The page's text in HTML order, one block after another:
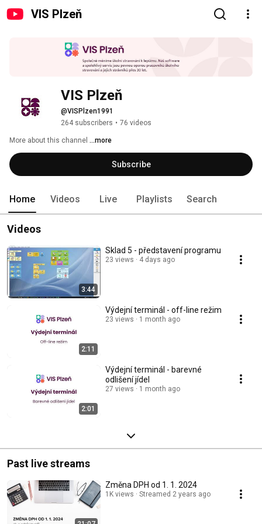
VIS Plzeň
VIS Plzeň
@VISPlzen1991
264 subscribers • 76 videos
More about this channel ...more
Subscribe
Home Videos Live Playlists Search
Videos
3:44
Sklad 5 - představení programu
23 views 4 days ago
2:11
Výdejní terminál - off-line režim
23 views 1 month ago
2:01
Výdejní terminál - barevné
odlišení jídel
27 views 1 month ago
Past live streams
Změna DPH od 1. 1. 2024
1K views Streamed 2 years ago